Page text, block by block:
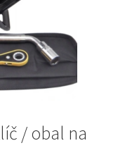
/ obal na